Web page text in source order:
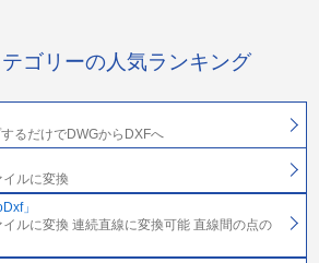
テゴリーの人気ランキング
るだけでDWGからDXFへ
ルに変換
」
ルに変換 連続直線に変換可能 直線間の点の